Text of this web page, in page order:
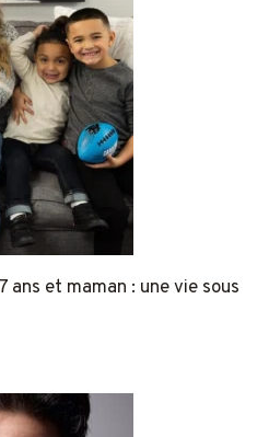
ans et maman : une vie sous